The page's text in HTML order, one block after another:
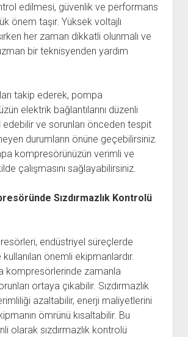
edilmesi, güvenlik ve performans
önem taşır. Yüksek voltajlı
her zaman dikkatli olunmalı ve
bir teknisyenden yardım
takip ederek, pompa
elektrik bağlantılarını düzenli
ve sorunları önceden tespit
durumların önüne geçebilirsiniz.
kompresörünüzün verimli ve
çalışmasını sağlayabilirsiniz.
Sızdırmazlık Kontrolü
endüstriyel süreçlerde
önemli ekipmanlardır.
kompresörlerinde zamanla
ortaya çıkabilir. Sızdırmazlık
azaltabilir, enerji maliyetlerini
ömrünü kısaltabilir. Bu
olarak sızdırmazlık kontrolü